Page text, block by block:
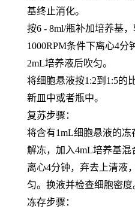
基终止消化。
按6 - 8ml/瓶补加培养基
1000RPM条件下离心4分
2mL培养液后吹匀。
将细胞悬液按1:2到1:5的
新皿中或者瓶中。
复苏步骤：
将含有1mL细胞悬液的
解冻，加入4mL培养基混
离心4分钟，弃去上清液
匀。换液并检查细胞密度
冻存步骤：